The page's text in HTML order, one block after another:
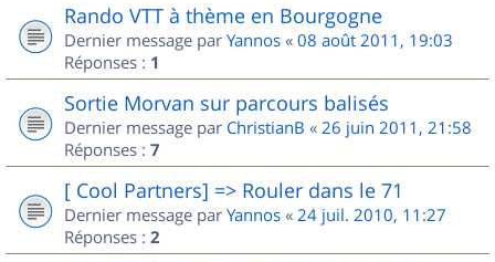
Rando VTT à thème en Bourgogne
Dernier message par Yannos « 08 août 2011, 19:03
Réponses : 1
Sortie Morvan sur parcours balisés
Dernier message par ChristianB « 26 juin 2011, 21:58
Réponses : 7
[ Cool Partners] => Rouler dans le 71
Dernier message par Yannos « 24 juil. 2010, 11:27
Réponses : 2